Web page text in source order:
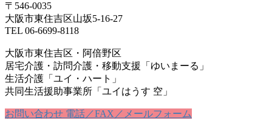
〒546-0035
大阪市東住吉区山坂5-16-27
TEL 06-6699-8118
大阪市東住吉区・阿倍野区
居宅介護・訪問介護・移動支援「ゆいまーる」
生活介護「ユイ・ハート」
共同生活援助事業所「ユイはうす 空」
お問い合わせ 電話／FAX／メールフォーム